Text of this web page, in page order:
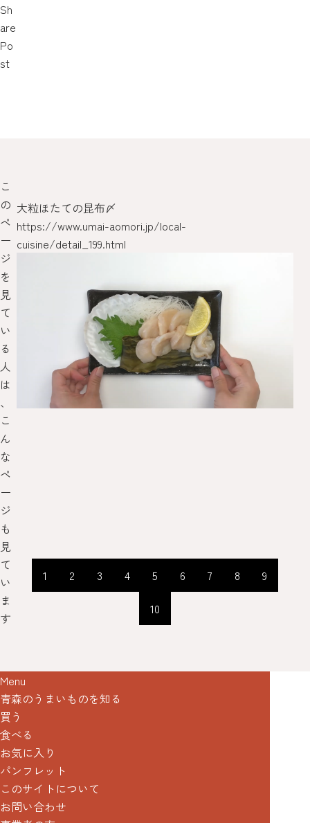
Sh
are
Po
st
こ
の
ペ
ー
ジ
を
見
て
い
る
人
は
、
こ
ん
な
ペ
ー
ジ
も
見
て
い
ま
す
大粒ほたての昆布〆
https://www.umai-aomori.jp/local-
cuisine/detail_199.html
1 2 3 4 5 6 7 8
9
10
Menu
青森のうまいものを知る
買う
食べる
お気に入り
パンフレット
このサイトについて
お問い合わせ